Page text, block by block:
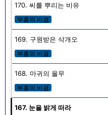
170. 씨를 뿌리는 비유
부흥의 비결
169. 구원받은 삭개오
부흥의 비결
168. 마귀의 올무
부흥의 비결
167. 눈을 밝게 떠라